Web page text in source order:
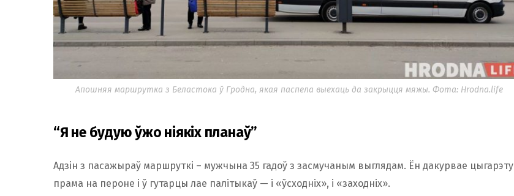
Апошняя маршрутка з Беластока ў Гродна, якая паспела выехаць да закрыцця мяжы. Фота: Hrodna.life
“Я не будую ўжо ніякіх планаў”
Адзін з пасажыраў маршруткі – мужчына 35 гадоў з засмучаным выглядам. Ён дакурвае цыгарэту
прама на пероне і ў гутарцы лае палітыкаў — і «ўсходніх», і «заходніх».